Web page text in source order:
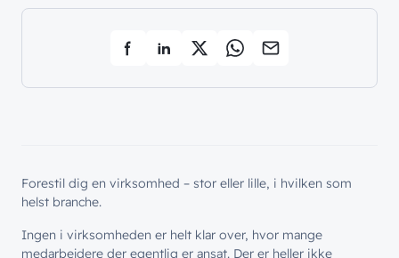
Forestil dig en virksomhed – stor eller lille, i hvilken som
helst branche.
Ingen i virksomheden er helt klar over, hvor mange
medarbejdere der egentlig er ansat. Der er heller ikke